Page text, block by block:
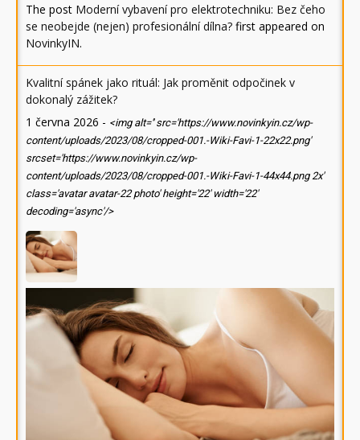
The post Moderní vybavení pro elektrotechniku: Bez čeho
se neobejde (nejen) profesionální dílna? first appeared on
NovinkyIN.
Kvalitní spánek jako rituál: Jak proměnit odpočinek v
dokonalý zážitek?
1 června 2026 - <img alt='' src='https://www.novinkyin.cz/wp-
content/uploads/2023/08/cropped-001.-Wiki-Favi-1-22x22.png'
srcset='https://www.novinkyin.cz/wp-
content/uploads/2023/08/cropped-001.-Wiki-Favi-1-44x44.png 2x'
class='avatar avatar-22 photo' height='22' width='22'
decoding='async'/>